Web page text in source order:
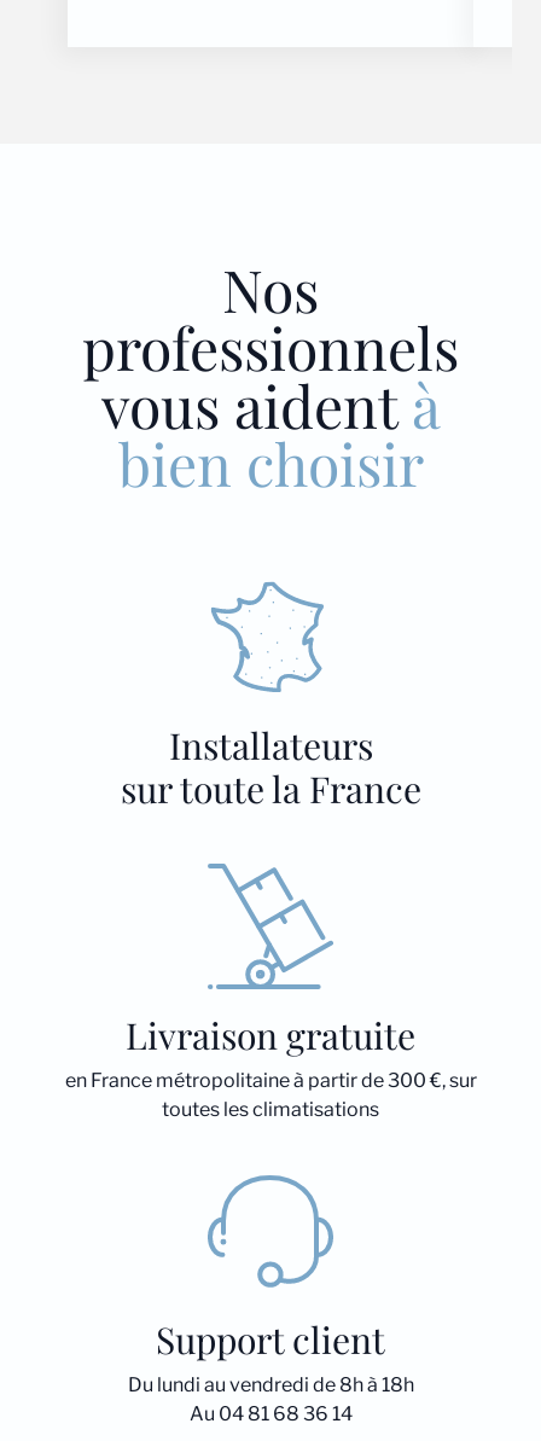
Nos
professionnels
vous aidentà
bien choisir
Installateurs
sur toute la France
Livraison gratuite
en France métropolitaine à partir de 300 €, sur
toutes les climatisations
Support client
Du lundi au vendredi de 8h à 18h
Au 04 81 68 36 14